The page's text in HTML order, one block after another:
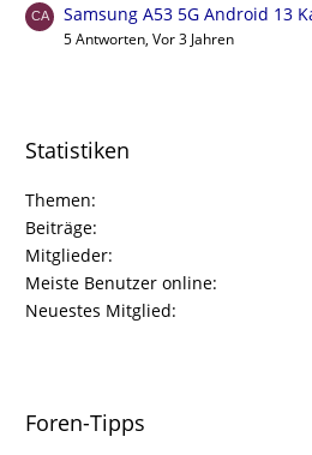
Samsung A53 5G Android 13
5 Antworten, Vor 3 Jahren
Statistiken
Themen
Beiträge
Mitglieder
Meiste Benutzer online
Neuestes Mitglied
Foren-Tipps